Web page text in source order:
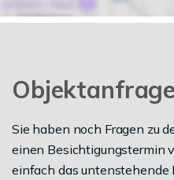
Objektanfrage
Sie haben noch Fragen zu
einen Besichtigungstermin
einfach das untenstehende